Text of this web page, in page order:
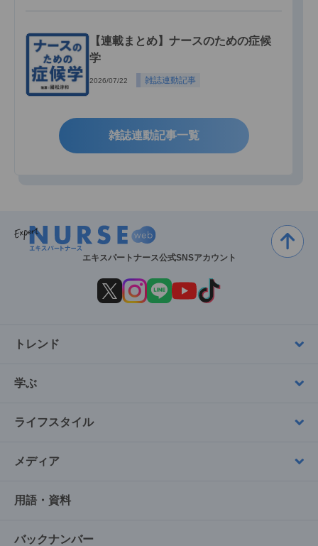
【連載まとめ】ナースのための症候
学
2026/07/22 雑誌連動記事
雑誌連動記事一覧
エキスパートナース公式SNSアカウント
トレンド
学ぶ
ライフスタイル
メディア
用語・資料
バックナンバー